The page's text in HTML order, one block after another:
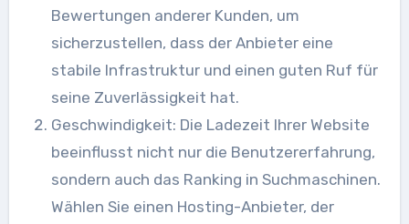
Bewertungen anderer Kunden, um
sicherzustellen, dass der Anbieter eine
stabile Infrastruktur und einen guten Ruf für
seine Zuverlässigkeit hat.
Geschwindigkeit: Die Ladezeit Ihrer Website
beeinflusst nicht nur die Benutzererfahrung,
sondern auch das Ranking in Suchmaschinen.
Wählen Sie einen Hosting-Anbieter, der